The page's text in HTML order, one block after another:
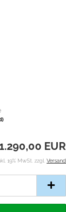
1.290,00 EUR
19% MwSt. zzgl. Versand